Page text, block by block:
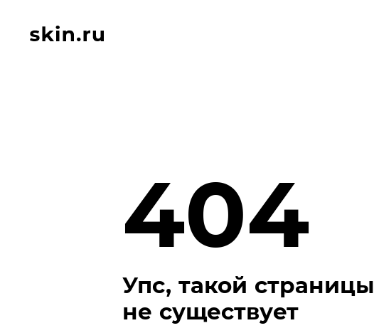
404
Упс, такой страницы
не существует